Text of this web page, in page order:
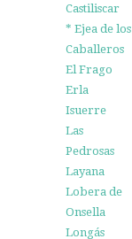
Castiliscar
* Ejea de los
Caballeros
El Frago
Erla
Isuerre
Las
Pedrosas
Layana
Lobera de
Onsella
Longás